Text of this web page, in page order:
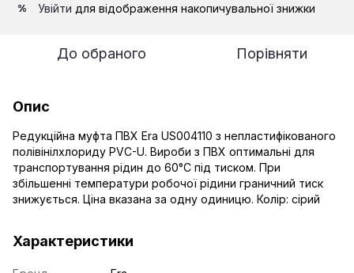
% Увійти для відображення накопичувальної знижки
До обраного Порівняти
Опис
Редукційна муфта ПВХ Era US004110 з непластифікованого
полівінілхлориду PVC-U. Вироби з ПВХ оптимальні для
транспортування рідин до 60°C під тиском. При
збільшенні температури робочої рідини граничний тиск
знижується. Ціна вказана за одну одиницю. Колір: сірий
Характеристики